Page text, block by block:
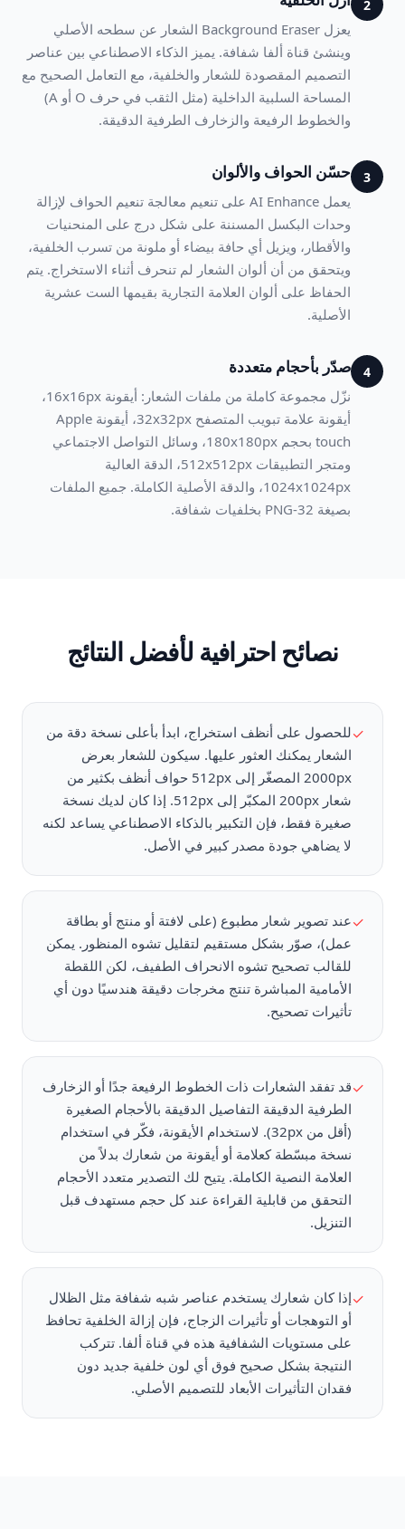
2
يعزل Background Eraser الشعار عن سطحه الأصلي
وينشئ قناة ألفا شفافة. يميز الذكاء الاصطناعي بين عناصر
التصميم المقصودة للشعار والخلفية، مع التعامل الصحيح مع
المساحة السلبية الداخلية (مثل الثقب في حرف O أو A)
والخطوط الرفيعة والزخارف الطرفية الدقيقة.
3 حسّن الحواف والألوان
يعمل AI Enhance على تنعيم معالجة تنعيم الحواف لإزالة
وحدات البكسل المسننة على شكل درج على المنحنيات
والأقطار، ويزيل أي حافة بيضاء أو ملونة من تسرب الخلفية،
ويتحقق من أن ألوان الشعار لم تنحرف أثناء الاستخراج. يتم
الحفاظ على ألوان العلامة التجارية بقيمها الست عشرية
الأصلية.
4 صدّر بأحجام متعددة
نزّل مجموعة كاملة من ملفات الشعار: أيقونة 16x16px،
أيقونة علامة تبويب المتصفح 32x32px، أيقونة Apple
touch بحجم 180x180px، وسائل التواصل الاجتماعي
ومتجر التطبيقات 512x512px، الدقة العالية
1024x1024px، والدقة الأصلية الكاملة. جميع الملفات
بصيغة PNG-32 بخلفيات شفافة.
نصائح احترافية لأفضل النتائج
✓للحصول على أنظف استخراج، ابدأ بأعلى نسخة دقة من
الشعار يمكنك العثور عليها. سيكون للشعار بعرض
2000px المصغّر إلى 512px حواف أنظف بكثير من
شعار 200px المكبّر إلى 512px. إذا كان لديك نسخة
صغيرة فقط، فإن التكبير بالذكاء الاصطناعي يساعد لكنه
لا يضاهي جودة مصدر كبير في الأصل.
✓عند تصوير شعار مطبوع (على لافتة أو منتج أو بطاقة
عمل)، صوّر بشكل مستقيم لتقليل تشوه المنظور. يمكن
للقالب تصحيح تشوه الانحراف الطفيف، لكن اللقطة
الأمامية المباشرة تنتج مخرجات دقيقة هندسيًا دون أي
تأثيرات تصحيح.
✓قد تفقد الشعارات ذات الخطوط الرفيعة جدًا أو الزخارف
الطرفية الدقيقة التفاصيل الدقيقة بالأحجام الصغيرة
(أقل من 32px). لاستخدام الأيقونة، فكّر في استخدام
نسخة مبسّطة كعلامة أو أيقونة من شعارك بدلاً من
العلامة النصية الكاملة. يتيح لك التصدير متعدد الأحجام
التحقق من قابلية القراءة عند كل حجم مستهدف قبل
التنزيل.
✓إذا كان شعارك يستخدم عناصر شبه شفافة مثل الظلال
أو التوهجات أو تأثيرات الزجاج، فإن إزالة الخلفية تحافظ
على مستويات الشفافية هذه في قناة ألفا. تتركب
النتيجة بشكل صحيح فوق أي لون خلفية جديد دون
فقدان التأثيرات الأبعاد للتصميم الأصلي.